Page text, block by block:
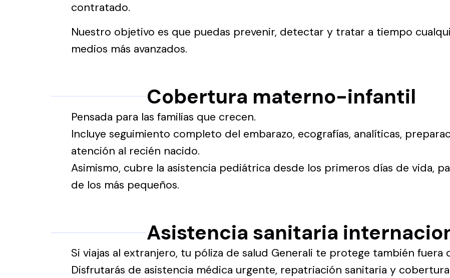
contratado.
Nuestro objetivo es que puedas prevenir, detectar y tratar a tiempo
medios más avanzados.
Cobertura materno-infantil
Pensada para las familias que crecen.
Incluye seguimiento completo del embarazo, ecografías, analíticas,
atención al recién nacido.
Asimismo, cubre la asistencia pediátrica desde los primeros días de vida,
de los más pequeños.
Asistencia sanitaria
Si viajas al extranjero, tu póliza de salud Generali te protege también fuera
Disfrutarás de asistencia médica urgente, repatriación sanitaria y